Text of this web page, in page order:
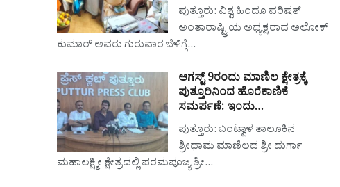
ಪುತ್ತೂರು: ವಿಶ್ವ ಹಿಂದೂ ಪರಿಷತ್
ಅಂತಾರಾಷ್ಟ್ರಿಯ ಅಧ್ಯಕ್ಷರಾದ ಅಲೋಕ್
ಕುಮಾರ್ ಅವರು ಗುರುವಾರ ಬೆಳಿಗ್ಗೆ…
ಆಗಸ್ಟ್ 9ರಂದು ಮಾಣಿಲ ಕ್ಷೇತ್ರಕ್ಕೆ
ಪುತ್ತೂರಿನಿಂದ ಹೊರೆಕಾಣಿಕೆ
ಸಮರ್ಪಣೆ: ಇಂದು…
ಪುತ್ತೂರು: ಬಂಟ್ವಾಳ ತಾಲೂಕಿನ
ಶ್ರೀಧಾಮ ಮಾಣಿಲದ ಶ್ರೀ ದುರ್ಗಾ
ಮಹಾಲಕ್ಷ್ಮೀ ಕ್ಷೇತ್ರದಲ್ಲಿ ಪರಮಪೂಜ್ಯ ಶ್ರೀ…